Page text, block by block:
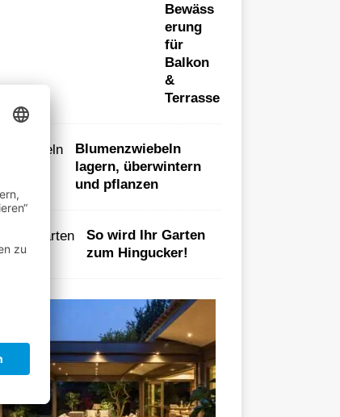
Bewäss
erung
für
Balkon
&
Terrasse
Blumenzwiebeln
lagern, überwintern
und pflanzen
So wird Ihr Garten
zum Hingucker!